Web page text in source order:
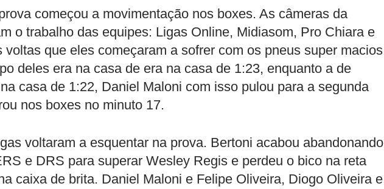
começou a movimentação nos boxes. As câmeras da
o trabalho das equipes: Ligas Online, Midiasom, Pro Chiara e
voltas que eles começaram a sofrer com os pneus super macios
deles era na casa de era na casa de 1:23, enquanto a de
casa de 1:22, Daniel Maloni com isso pulou para a segunda
nos boxes no minuto 17.
voltaram a esquentar na prova. Bertoni acabou abandonando
e DRS para superar Wesley Regis e perdeu o bico na reta
caixa de brita. Daniel Maloni e Felipe Oliveira, Diogo Oliveira e